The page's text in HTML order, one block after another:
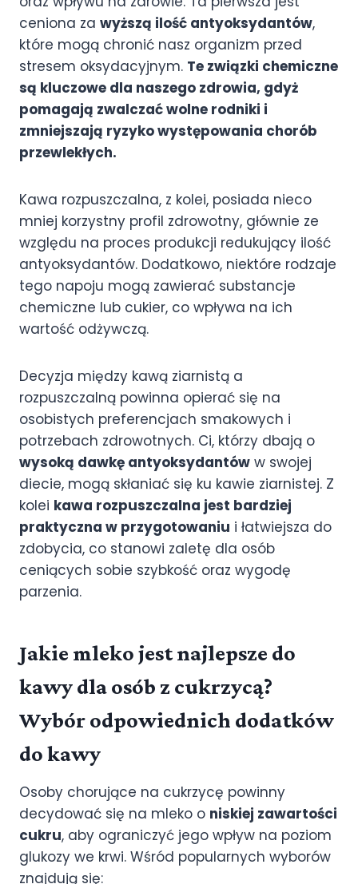
ceniona za wyższą ilość antyoksydantów,
które mogą chronić nasz organizm przed
stresem oksydacyjnym. Te związki chemiczne
są kluczowe dla naszego zdrowia, gdyż
pomagają zwalczać wolne rodniki i
zmniejszają ryzyko występowania chorób
przewlekłych.
Kawa rozpuszczalna, z kolei, posiada nieco
mniej korzystny profil zdrowotny, głównie ze
względu na proces produkcji redukujący ilość
antyoksydantów. Dodatkowo, niektóre rodzaje
tego napoju mogą zawierać substancje
chemiczne lub cukier, co wpływa na ich
wartość odżywczą.
Decyzja między kawą ziarnistą a
rozpuszczalną powinna opierać się na
osobistych preferencjach smakowych i
potrzebach zdrowotnych. Ci, którzy dbają o
wysoką dawkę antyoksydantów w swojej
diecie, mogą skłaniać się ku kawie ziarnistej. Z
kolei kawa rozpuszczalna jest bardziej
praktyczna w przygotowaniu i łatwiejsza do
zdobycia, co stanowi zaletę dla osób
ceniących sobie szybkość oraz wygodę
parzenia.
Jakie mleko jest najlepsze do
kawy dla osób z cukrzycą?
Wybór odpowiednich dodatków
do kawy
Osoby chorujące na cukrzycę powinny
decydować się na mleko o niskiej zawartości
cukru, aby ograniczyć jego wpływ na poziom
glukozy we krwi. Wśród popularnych wyborów
znajdują się: